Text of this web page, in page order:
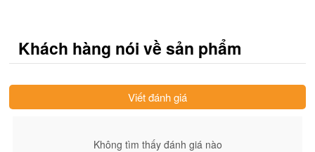
Khách hàng nói về sản phẩm
Viết đánh giá
Không tìm thấy đánh giá nào